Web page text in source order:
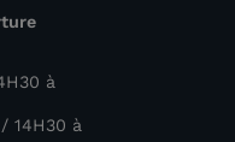
à
14H30 à